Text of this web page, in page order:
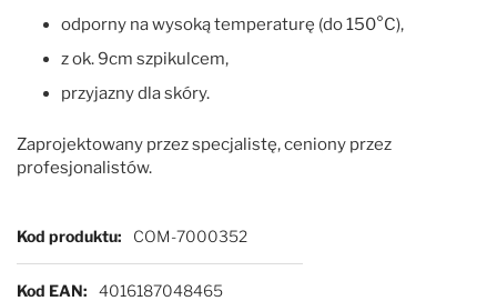
odporny na wysoką temperaturę (do 150°C),
z ok. 9cm szpikulcem,
przyjazny dla skóry.
Zaprojektowany przez specjalistę, ceniony przez
profesjonalistów.
Więcej informacji
Kod produktu COM-7000352
Kod EAN 4016187048465